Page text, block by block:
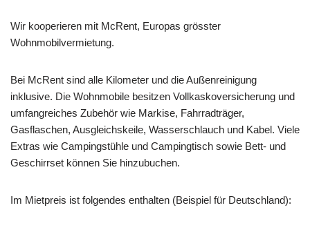
Wir kooperieren mit McRent, Europas grösster
Wohnmobilvermietung.
Bei McRent sind alle Kilometer und die Außenreinigung
inklusive. Die Wohnmobile besitzen Vollkaskoversicherung und
umfangreiches Zubehör wie Markise, Fahrradträger,
Gasflaschen, Ausgleichskeile, Wasserschlauch und Kabel. Viele
Extras wie Campingstühle und Campingtisch sowie Bett- und
Geschirrset können Sie hinzubuchen.
Im Mietpreis ist folgendes enthalten (Beispiel für Deutschland):